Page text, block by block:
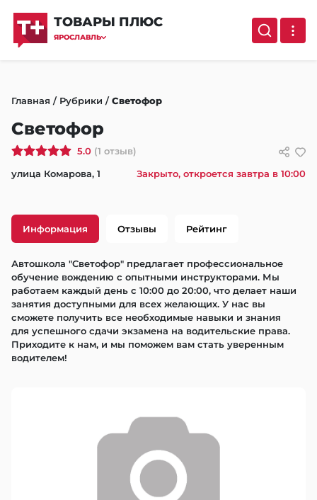
ТОВАРЫ ПЛЮС
ЯРОСЛАВЛЬ
Главная / Рубрики /Светофор
Светофор
5.0 (1 отзыв)
улица Комарова, 1
Закрыто, откроется завтра в 10:00
Информация Отзывы Рейтинг
Автошкола "Светофор" предлагает профессиональное
обучение вождению с опытными инструкторами. Мы
работаем каждый день с 10:00 до 20:00, что делает наши
занятия доступными для всех желающих. У нас вы
сможете получить все необходимые навыки и знания
для успешного сдачи экзамена на водительские права.
Приходите к нам, и мы поможем вам стать уверенным
водителем!